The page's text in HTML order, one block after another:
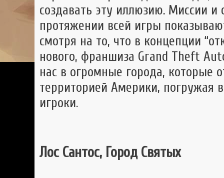
создавать эту иллюзию. Миссии
протяжении всей игры
смотря на то, что в концепции
нового, франшиза Grand Theft
нас в огромные города, которые
территорией Америки, погружая
игроки.
Лос Сантос, Город Святых